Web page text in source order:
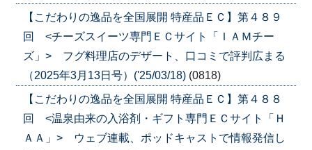
【こだわりの逸品を全国展開 特産品ＥＣ】第４８９
回 <チーズスイーツ専門ＥＣサイト「ＩＡＭチー
ズ」> フグ料理店のデザート、口コミで評判広まる
（2025年3月13日号）('25/03/18) (0818)
【こだわりの逸品を全国展開 特産品ＥＣ】第４８８
回 <温泉由来の入浴剤・ギフト専門ＥＣサイト「Ｈ
ＡＡ」> ウェブ連載、ポッドキャストで情報発信し